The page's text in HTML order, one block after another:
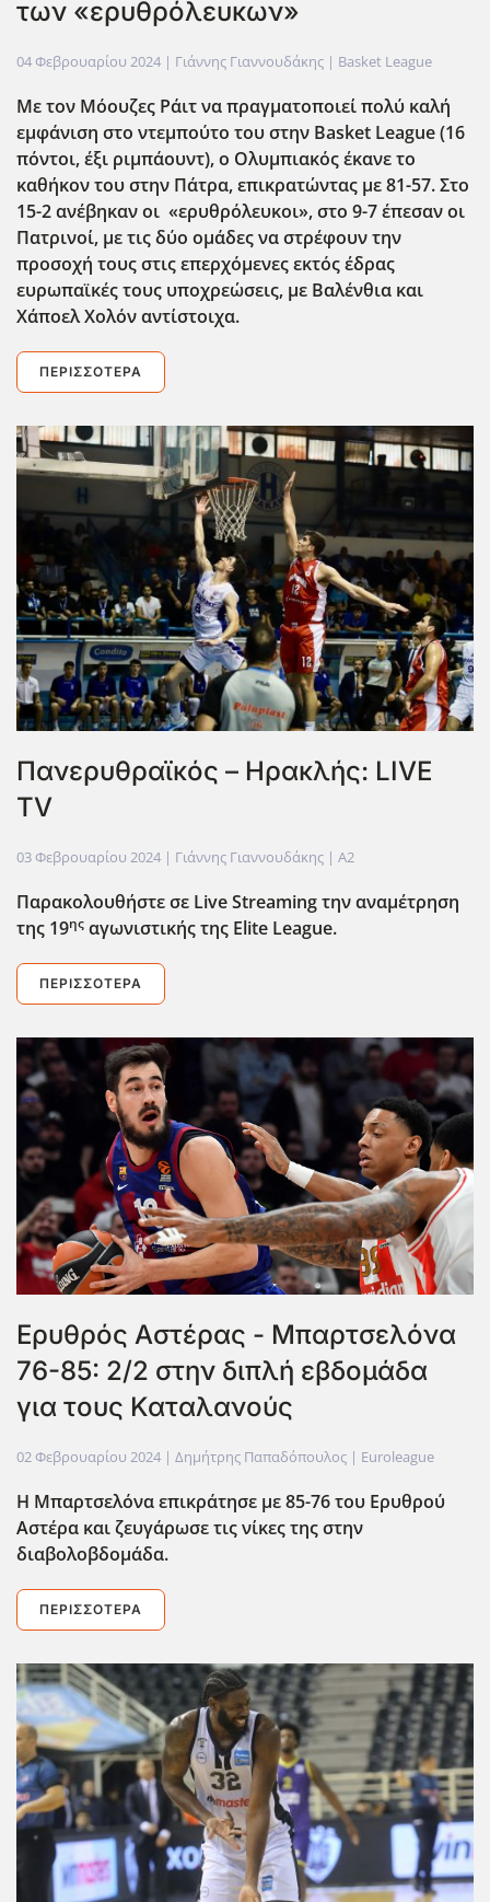
των «ερυθρόλευκων»
04 Φεβρουαρίου 2024 | Γιάννης Γιαννουδάκης | Basket League
Με τον Μόουζες Ράιτ να πραγματοποιεί πολύ καλή
εμφάνιση στο ντεμπούτο του στην Basket League (16
πόντοι, έξι ριμπάουντ), ο Ολυμπιακός έκανε το
καθήκον του στην Πάτρα, επικρατώντας με 81-57. Στο
15-2 ανέβηκαν οι «ερυθρόλευκοι», στο 9-7 έπεσαν οι
Πατρινοί, με τις δύο ομάδες να στρέφουν την
προσοχή τους στις επερχόμενες εκτός έδρας
ευρωπαϊκές τους υποχρεώσεις, με Βαλένθια και
Χάποελ Χολόν αντίστοιχα.
ΠΕΡΙΣΣΌΤΕΡΑ
Πανερυθραϊκός – Ηρακλής: LIVE
TV
03 Φεβρουαρίου 2024 | Γιάννης Γιαννουδάκης | A2
Παρακολουθήστε σε LiveStreamingτην αναμέτρηση
της 19ης αγωνιστικής της Elite League.
ΠΕΡΙΣΣΌΤΕΡΑ
Ερυθρός Αστέρας - Μπαρτσελόνα
76-85: 2/2 στην διπλή εβδομάδα
για τους Καταλανούς
02 Φεβρουαρίου 2024 | Δημήτρης Παπαδόπουλος | Euroleague
Η Μπαρτσελόνα επικράτησε με 85-76 του Ερυθρού
Αστέρα και ζευγάρωσε τις νίκες της στην
διαβολοβδομάδα.
ΠΕΡΙΣΣΌΤΕΡΑ